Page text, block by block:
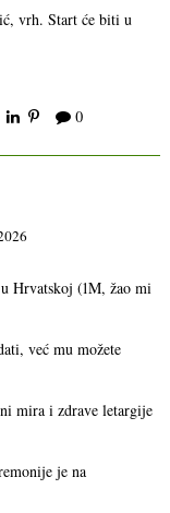
vrh. Start će biti u
0
Hrvatskoj (1M, žao mi
već mu možete
mira i zdrave letargije
je na